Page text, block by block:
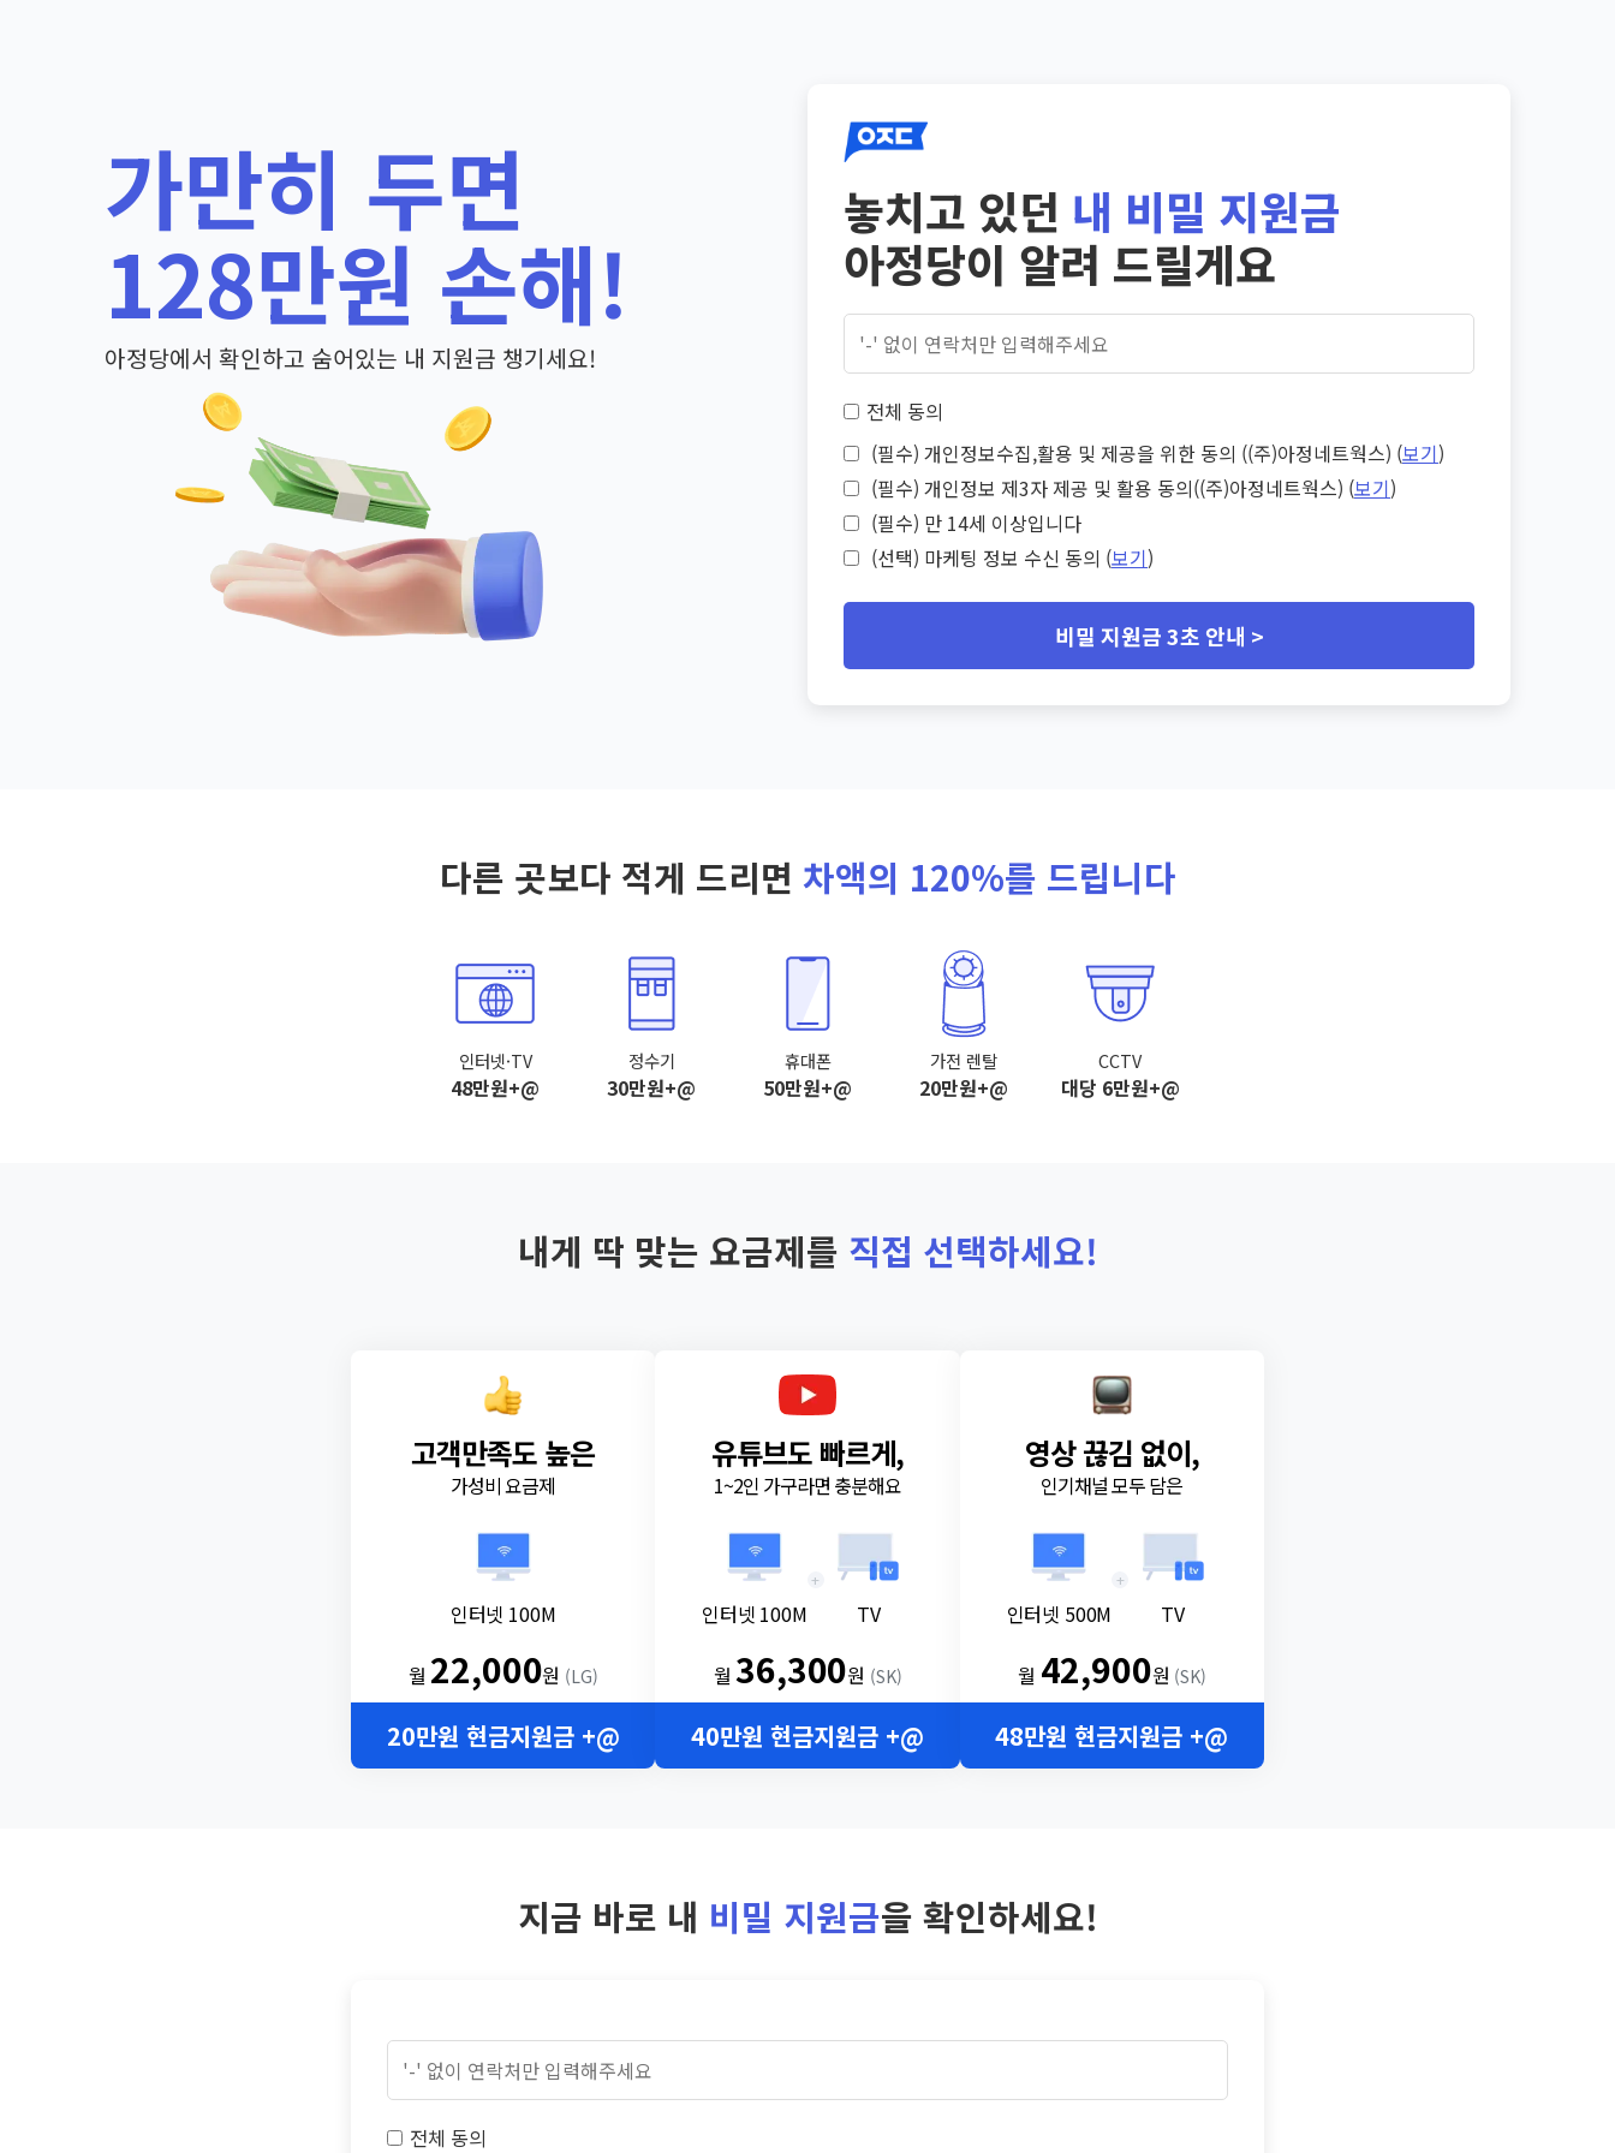
가만히 두면
128만원 손해!
아정당에서 확인하고 숨어있는 내 지원금 챙기세요!
놓치고 있던 내 비밀 지원금
아정당이 알려 드릴게요
전체 동의
(필수) 개인정보수집,활용 및 제공을 위한 동의 ((주)아정네트웍스) (보기)
(필수) 개인정보 제3자 제공 및 활용 동의((주)아정네트웍스) (보기)
(필수) 만 14세 이상입니다
(선택) 마케팅 정보 수신 동의 (보기)
비밀 지원금 3초 안내 >
다른 곳보다 적게 드리면 차액의 120%를 드립니다
인터넷·TV
48만원+@
정수기
30만원+@
휴대폰
50만원+@
가전 렌탈
20만원+@
CCTV
대당 6만원+@
내게 딱 맞는 요금제를 직접 선택하세요!
고객만족도 높은
가성비 요금제
인터넷 100M
월 22,000원 (LG)
20만원 현금지원금 +@
유튜브도 빠르게,
1~2인 가구라면 충분해요
인터넷 100M
+
TV
월36,300원 (SK)
40만원 현금지원금 +@
영상 끊김 없이,
인기채널 모두 담은
인터넷 500M
+
TV
월 42,900원 (SK)
48만원 현금지원금 +@
지금 바로 내 비밀 지원금을 확인하세요!
전체 동의